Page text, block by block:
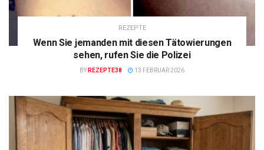
REZEPTE
Wenn Sie jemanden mit diesen Tätowierungen
sehen, rufen Sie die Polizei
BY REZEPTE38 13 FEBRUAR 2026